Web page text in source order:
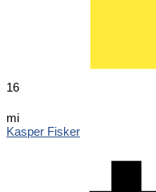
16
mi
Kasper Fisker